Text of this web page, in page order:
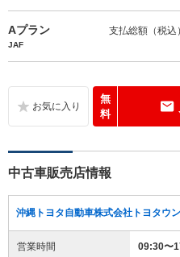
Aプラン 支払総額（税込
JAF
無
料
中古車販売店情報
沖縄トヨタ自動車株式会社トヨタウ
営業時間 09:30〜